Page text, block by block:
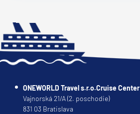
ONEWORLD Travel s.r.o.Cruise Center
Vajnorská 21/A (2. poschodie)
831 03 Bratislava